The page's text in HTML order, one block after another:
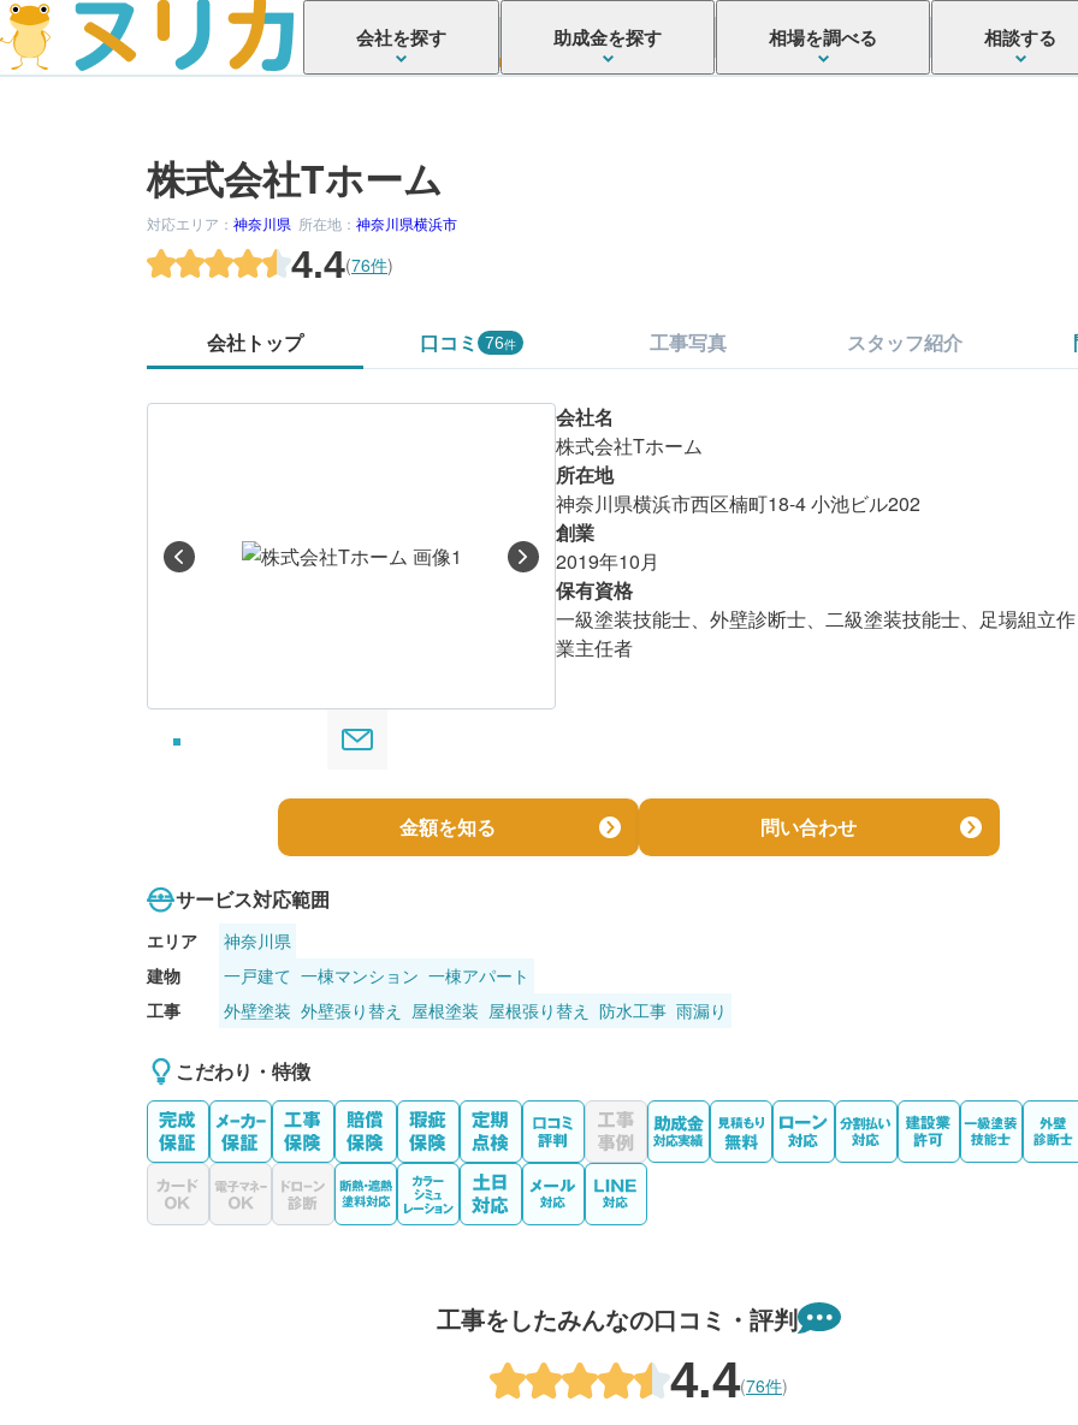
会社を探す 助成金を探す 相場を調べる 相談する
株式会社Tホーム
対応エリア： 神奈川県 所在地： 神奈川県横浜市
4.4(76件)
会社トップ 口コミ 76件 工事写真 スタッフ紹介
会社名
株式会社Tホーム
所在地
神奈川県横浜市西区楠町18-4 小池ビル202
創業
2019年10月
保有資格
一級塗装技能士、外壁診断士、二級塗装技能士、足場組立作
業主任者
金額を知る 問い合わせ
サービス対応範囲
エリア
神奈川県
建物
一戸建て 一棟マンション 一棟アパート
工事
外壁塗装 外壁張り替え 屋根塗装 屋根張り替え 防水工事 雨漏り
こだわり・特徴
工事をしたみんなの口コミ・評判
4.4(76件)